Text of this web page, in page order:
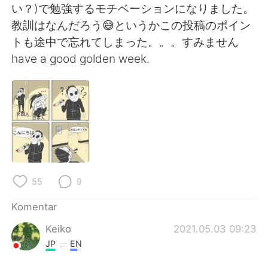
Türkçe Tiếng Việt
Português
い？)で勉強するモチベーションになりました。
教訓はなんだろう😅というかこの投稿のポイン
トも途中で忘れてしまった。。。すみません
have a good golden week.
55 9
Komentar
Keiko
2021.05.03 09:23
JP EN